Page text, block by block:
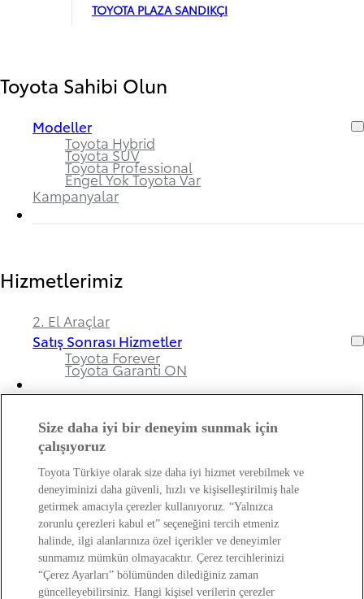
TOYOTA PLAZA SANDIKÇI
Toyota Sahibi Olun
Modeller
Toyota Hybrid
Toyota SUV
Toyota Professional
Engel Yok Toyota Var
Kampanyalar
Hizmetlerimiz
2. El Araçlar
Satış Sonrası Hizmetler
Toyota Forever
Toyota Garanti ON
Bayimiz ve Toyota Hakkında
Hakkımızda
Bayi Bilgileri
Toyota Hakkında
Bayi Banka Hesap Bilgileri ve Sigorta Şirketleri
Kişisel Verilerin Korunması Hakkında
Bilgilendirme
Size daha iyi bir deneyim sunmak için
çalışıyoruz
Toyota Türkiye olarak size daha iyi hizmet verebilmek ve
deneyiminizi daha güvenli, hızlı ve kişiselleştirilmiş hale
getirmek amacıyla çerezler kullanıyoruz. “Yalnızca
zorunlu çerezleri kabul et” seçeneğini tercih etmeniz
halinde, ilgi alanlarınıza özel içerikler ve deneyimler
sunmamız mümkün olmayacaktır. Çerez tercihlerinizi
“Çerez Ayarları” bölümünden dilediğiniz zaman
güncelleyebilirsiniz. Hangi kişisel verilerin çerezler